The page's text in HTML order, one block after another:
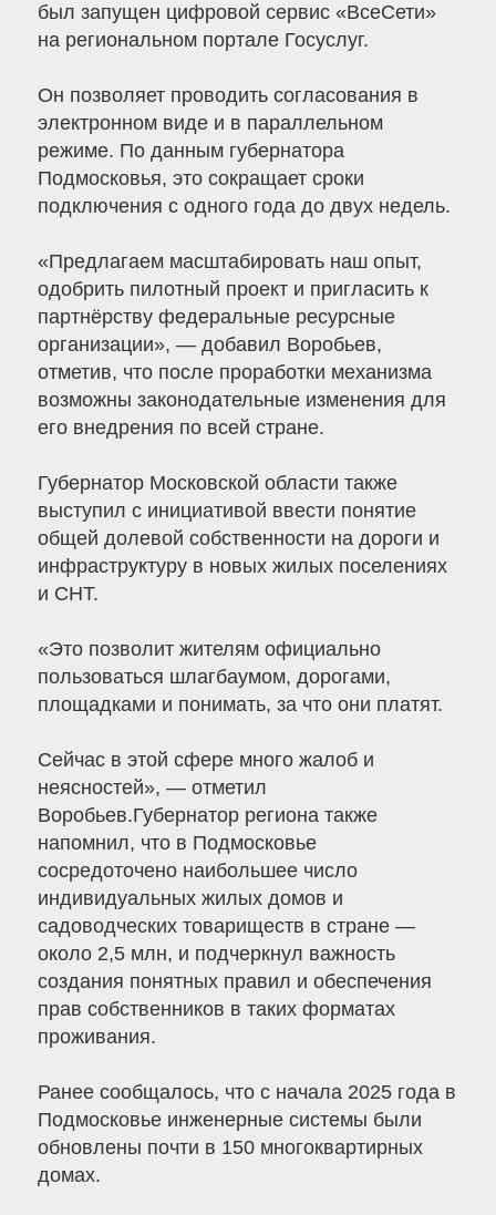
был запущен цифровой сервис «ВсеСети»
на региональном портале Госуслуг.
Он позволяет проводить согласования в
электронном виде и в параллельном
режиме. По данным губернатора
Подмосковья, это сокращает сроки
подключения с одного года до двух недель.
«Предлагаем масштабировать наш опыт,
одобрить пилотный проект и пригласить к
партнёрству федеральные ресурсные
организации», — добавил Воробьев,
отметив, что после проработки механизма
возможны законодательные изменения для
его внедрения по всей стране.
Губернатор Московской области также
выступил с инициативой ввести понятие
общей долевой собственности на дороги и
инфраструктуру в новых жилых поселениях
и СНТ.
«Это позволит жителям официально
пользоваться шлагбаумом, дорогами,
площадками и понимать, за что они платят.
Сейчас в этой сфере много жалоб и
неясностей», — отметил
Воробьев.Губернатор региона также
напомнил, что в Подмосковье
сосредоточено наибольшее число
индивидуальных жилых домов и
садоводческих товариществ в стране —
около 2,5 млн, и подчеркнул важность
создания понятных правил и обеспечения
прав собственников в таких форматах
проживания.
Ранее сообщалось, что с начала 2025 года в
Подмосковье инженерные системы были
обновлены почти в 150 многоквартирных
домах.